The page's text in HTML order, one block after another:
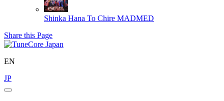
Shinka Hana To Chire MADMED
Share this Page
EN
JP